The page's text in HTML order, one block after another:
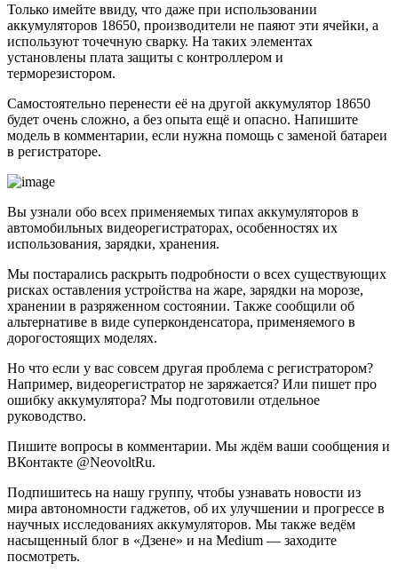
Только имейте ввиду, что даже при использовании
аккумуляторов 18650, производители не паяют эти ячейки, а
используют точечную сварку. На таких элементах
установлены плата защиты с контроллером и
терморезистором.
Самостоятельно перенести её на другой аккумулятор 18650
будет очень сложно, а без опыта ещё и опасно. Напишите
модель в комментарии, если нужна помощь с заменой батареи
в регистраторе.
Вы узнали обо всех применяемых типах аккумуляторов в
автомобильных видеорегистраторах, особенностях их
использования, зарядки, хранения.
Мы постарались раскрыть подробности о всех существующих
рисках оставления устройства на жаре, зарядки на морозе,
хранении в разряженном состоянии. Также сообщили об
альтернативе в виде суперконденсатора, применяемого в
дорогостоящих моделях.
Но что если у вас совсем другая проблема с регистратором?
Например, видеорегистратор не заряжается? Или пишет про
ошибку аккумулятора? Мы подготовили отдельное
руководство.
Пишите вопросы в комментарии. Мы ждём ваши сообщения и
ВКонтакте @NeovoltRu.
Подпишитесь на нашу группу, чтобы узнавать новости из
мира автономности гаджетов, об их улучшении и прогрессе в
научных исследованиях аккумуляторов. Мы также ведём
насыщенный блог в «Дзене» и на Medium — заходите
посмотреть.